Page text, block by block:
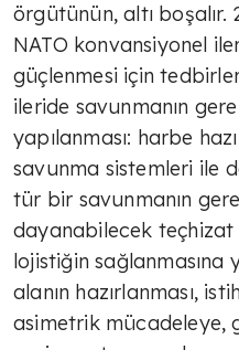
örgütünün, altı boşalır.
NATO konvansiyonel
güçlenmesi için
ileride savunmanın
yapılanması: harbe
savunma sistemleri ile
tür bir savunmanın
dayanabilecek
lojistiğin
alanın hazırlanması,
asimetrik mücadeleye,